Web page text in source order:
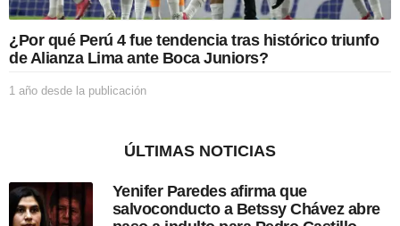
l
i
c
¿Por qué Perú 4 fue tendencia tras histórico triunfo
de Alianza Lima ante Boca Juniors?
1 año desde la publicación
d
s
d
ÚLTIMAS NOTICIAS
Yenifer Paredes afirma que
salvoconducto a Betssy Chávez abre